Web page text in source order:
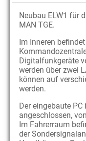
Neubau ELW1 für
MAN TGE.
Im Inneren
Digitalfunkgeräte
werden über zwei
können auf
werden.
Der eingebaute
angeschlossen,
Im Fahrerraum
der